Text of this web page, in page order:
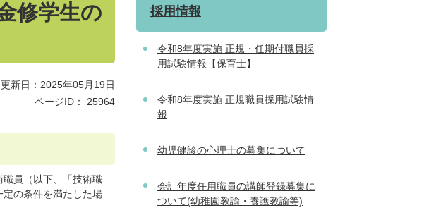
修学生の
更新日：2025年05月19日
ページID：
25964
員（以下、「技術職
の条件を満たした場
採用情報
令和8年度実施 正規・任期付職員採
用試験情報【保育士】
令和8年度実施 正規職員採用試験情
報
幼児健診の心理士の募集について
会計年度任用職員の講師登録募集に
ついて(幼稚園教諭・養護教諭等)